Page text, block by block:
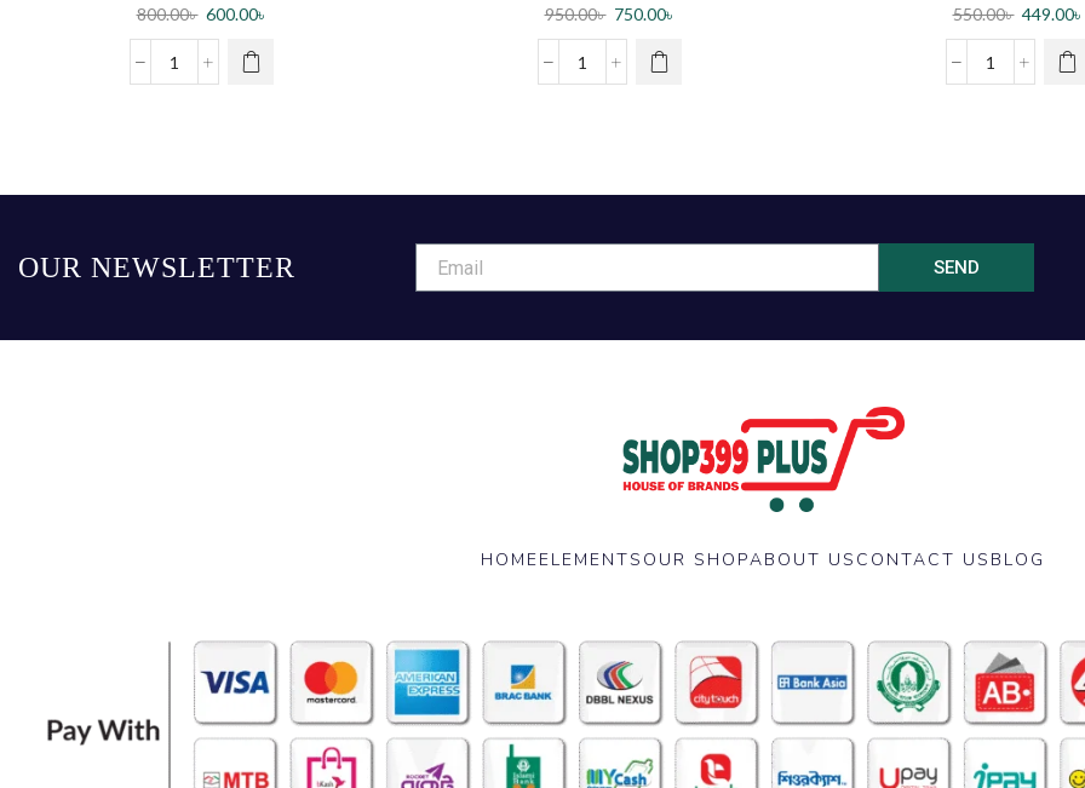
800.00৳ 600.00৳ 950.00৳ 750.00৳ 550.00৳ 449.00৳
OUR NEWSLETTER SEND
HOMEELEMENTS OUR SHOPABOUT US CONTACT US BLOG